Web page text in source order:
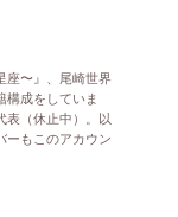
座〜』、尾崎世界
成をしていま
表（休止中）。以
ーもこのアカウン